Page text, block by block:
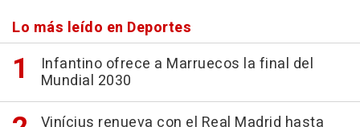
Lo más leído en Deportes
Infantino ofrece a Marruecos la final del
Mundial 2030
Vinícius renueva con el Real Madrid hasta